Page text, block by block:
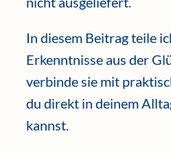
In diesem Beitrag teile
Erkenntnisse aus der
verbinde sie mit
du direkt in deinem
kannst.